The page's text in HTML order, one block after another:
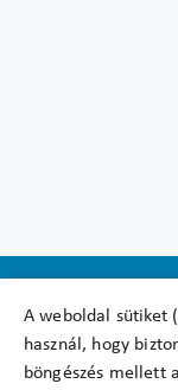
A weboldal sütiket
használ, hogy
böngészés mellett